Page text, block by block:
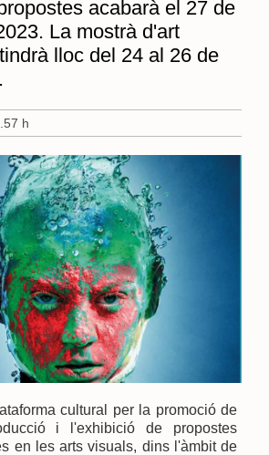
acabarà el 27 de
La mostrà d'art
lloc del 24 al 26 de
h
cultural per la promoció de
i l'exhibició de propostes
en les arts visuals, dins l'àmbit de